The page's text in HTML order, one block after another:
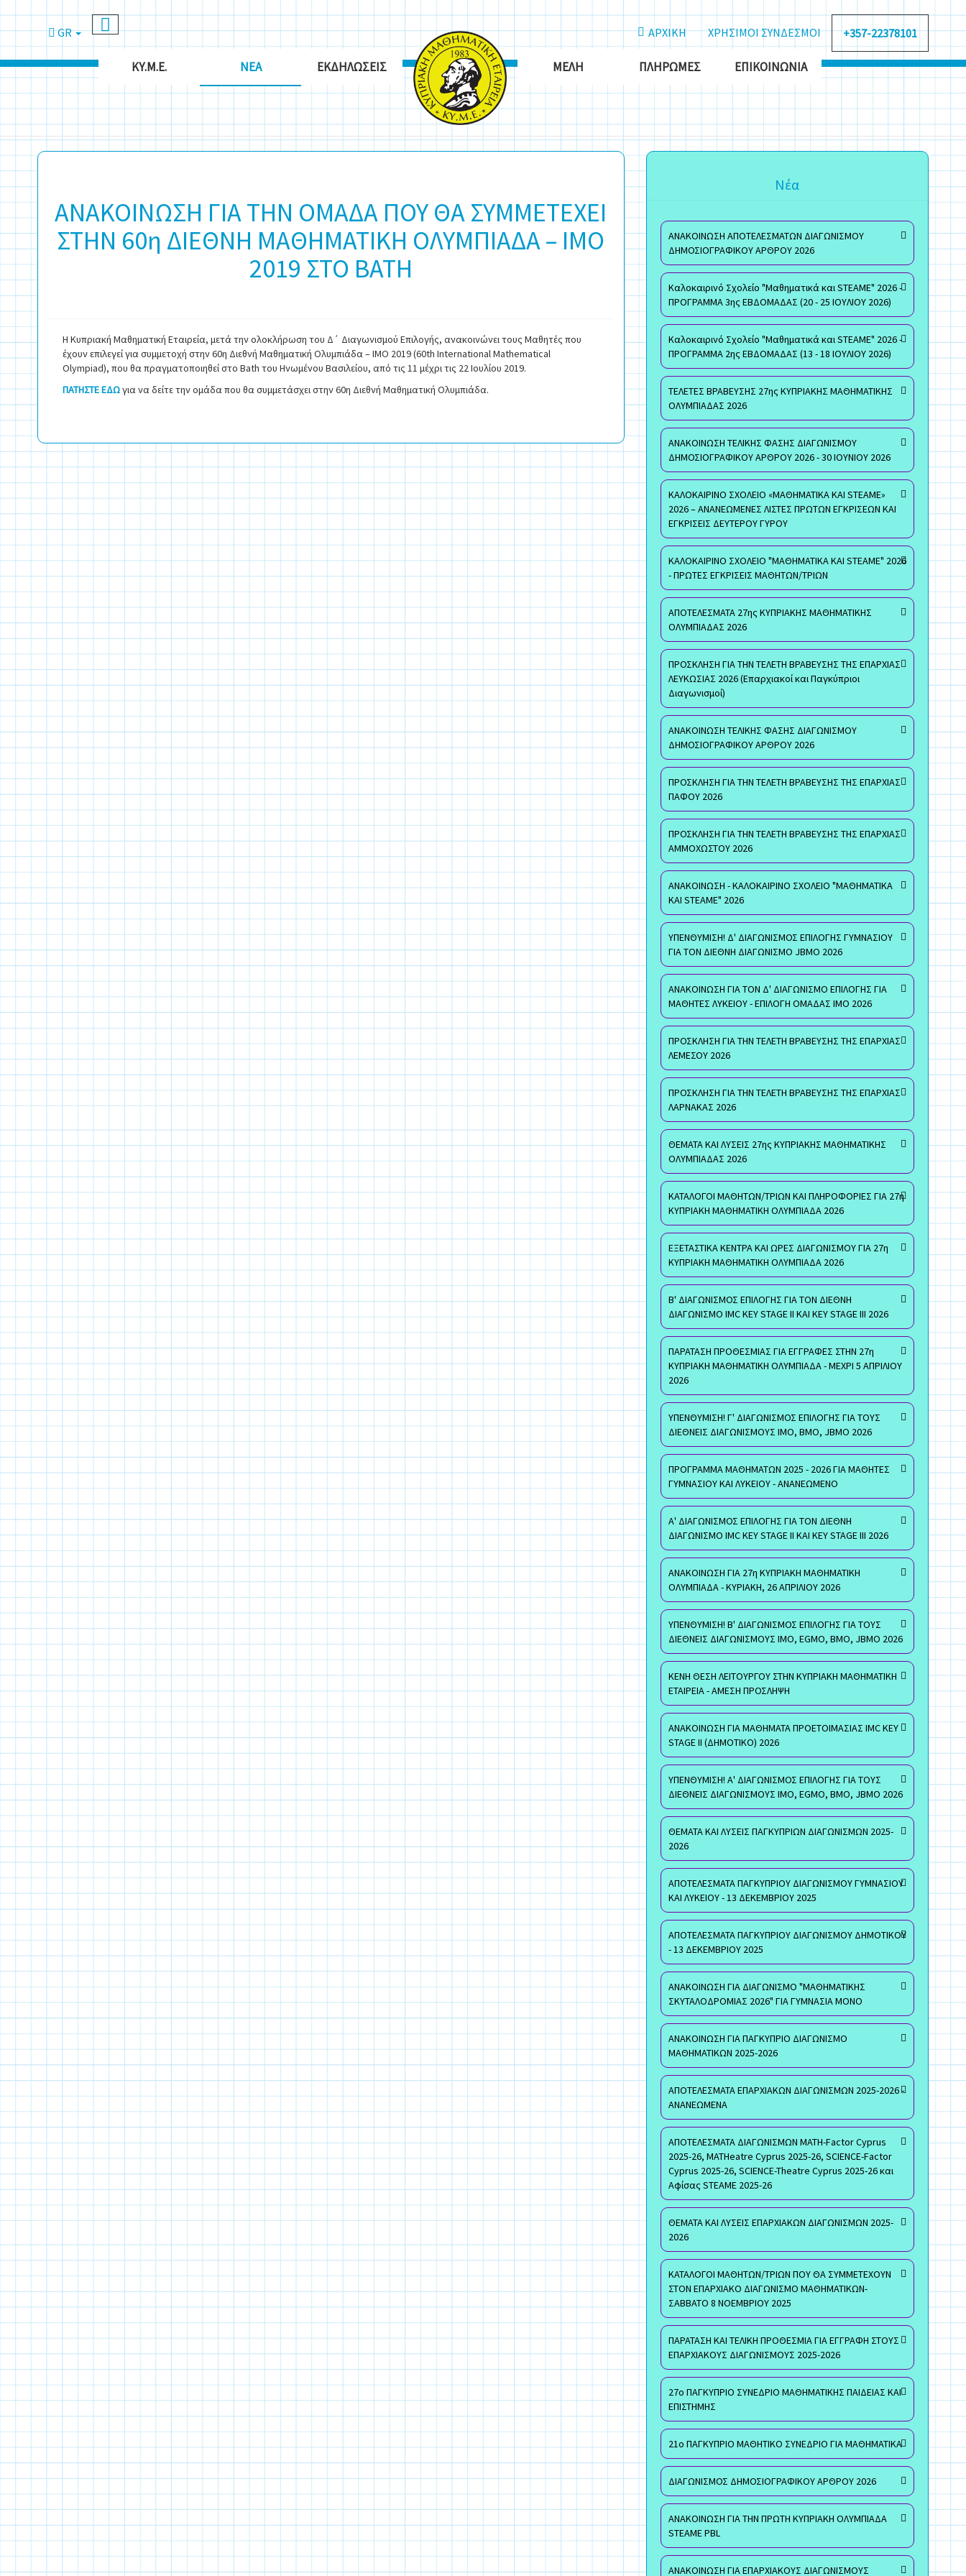
ΑΡΧΙΚΗ ΧΡΗΣΙΜΟΙ ΣΥΝΔΕΣΜΟΙ +357-22378101
GR
ΚΥ.Μ.Ε. ΝΈΑ ΕΚΔΗΛΏΣΕΙΣ ΜΈΛΗ ΠΛΗΡΩΜΈΣ ΕΠΙΚΟΙΝΩΝΊΑ
ΑΝΑΚΟΙΝΩΣΗ ΓΙΑ ΤΗΝ ΟΜΑΔΑ ΠΟΥ ΘΑ ΣΥΜΜΕΤΕΧΕΙ
ΣΤΗΝ 60η ΔΙΕΘΝΗ ΜΑΘΗΜΑΤΙΚΗ ΟΛΥΜΠΙΑΔΑ – IMO
2019 ΣΤΟ BATH
Η Κυπριακή Μαθηματική Εταιρεία, μετά την ολοκλήρωση του Δ΄ Διαγωνισμού Επιλογής, ανακοινώνει τους Μαθητές που
έχουν επιλεγεί για συμμετοχή στην 60η Διεθνή Μαθηματική Ολυμπιάδα – IMO 2019 (60th International Mathematical
Olympiad), που θα πραγματοποιηθεί στο Bath του Ηνωμένου Βασιλείου, από τις 11 μέχρι τις 22 Ιουλίου 2019.
ΠΑΤΗΣΤΕ ΕΔΩγια να δείτε την ομάδα που θα συμμετάσχει στην 60η Διεθνή Μαθηματική Ολυμπιάδα.
Νέα
ΑΝΑΚΟΙΝΩΣΗ ΑΠΟΤΕΛΕΣΜΑΤΩΝ ΔΙΑΓΩΝΙΣΜΟΥ
ΔΗΜΟΣΙΟΓΡΑΦΙΚΟΥ ΑΡΘΡΟΥ 2026
Καλοκαιρινό Σχολείο "Μαθηματικά και STEAME" 2026 -
ΠΡΟΓΡΑΜΜΑ 3ης ΕΒΔΟΜΑΔΑΣ (20 - 25 ΙΟΥΛΙΟΥ 2026)
Καλοκαιρινό Σχολείο "Μαθηματικά και STEAME" 2026 -
ΠΡΟΓΡΑΜΜΑ 2ης ΕΒΔΟΜΑΔΑΣ (13 - 18 ΙΟΥΛΙΟΥ 2026)
ΤΕΛΕΤΕΣ ΒΡΑΒΕΥΣΗΣ 27ης ΚΥΠΡΙΑΚΗΣ ΜΑΘΗΜΑΤΙΚΗΣ
ΟΛΥΜΠΙΑΔΑΣ 2026
ΑΝΑΚΟΙΝΩΣΗ ΤΕΛΙΚΗΣ ΦΑΣΗΣ ΔΙΑΓΩΝΙΣΜΟΥ
ΔΗΜΟΣΙΟΓΡΑΦΙΚΟΥ ΑΡΘΡΟΥ 2026 - 30 ΙΟΥΝΙΟΥ 2026
ΚΑΛΟΚΑΙΡΙΝΟ ΣΧΟΛΕΙΟ «ΜΑΘΗΜΑΤΙΚΑ ΚΑΙ STEAME»
2026 – ΑΝΑΝΕΩΜΕΝΕΣ ΛΙΣΤΕΣ ΠΡΩΤΩΝ ΕΓΚΡΙΣΕΩΝ ΚΑΙ
ΕΓΚΡΙΣΕΙΣ ΔΕΥΤΕΡΟΥ ΓΥΡΟΥ
ΚΑΛΟΚΑΙΡΙΝΟ ΣΧΟΛΕΙΟ "ΜΑΘΗΜΑΤΙΚΑ ΚΑΙ STEAME" 2026
- ΠΡΩΤΕΣ ΕΓΚΡΙΣΕΙΣ ΜΑΘΗΤΩΝ/ΤΡΙΩΝ
ΑΠΟΤΕΛΕΣΜΑΤΑ 27ης ΚΥΠΡΙΑΚΗΣ ΜΑΘΗΜΑΤΙΚΗΣ
ΟΛΥΜΠΙΑΔΑΣ 2026
ΠΡΟΣΚΛΗΣΗ ΓΙΑ ΤΗΝ ΤΕΛΕΤΗ ΒΡΑΒΕΥΣΗΣ ΤΗΣ ΕΠΑΡΧΙΑΣ
ΛΕΥΚΩΣΙΑΣ 2026 (Επαρχιακοί και Παγκύπριοι
Διαγωνισμοί)
ΑΝΑΚΟΙΝΩΣΗ ΤΕΛΙΚΗΣ ΦΑΣΗΣ ΔΙΑΓΩΝΙΣΜΟΥ
ΔΗΜΟΣΙΟΓΡΑΦΙΚΟΥ ΑΡΘΡΟΥ 2026
ΠΡΟΣΚΛΗΣΗ ΓΙΑ ΤΗΝ ΤΕΛΕΤΗ ΒΡΑΒΕΥΣΗΣ ΤΗΣ ΕΠΑΡΧΙΑΣ
ΠΑΦΟΥ 2026
ΠΡΟΣΚΛΗΣΗ ΓΙΑ ΤΗΝ ΤΕΛΕΤΗ ΒΡΑΒΕΥΣΗΣ ΤΗΣ ΕΠΑΡΧΙΑΣ
ΑΜΜΟΧΩΣΤΟΥ 2026
ΑΝΑΚΟΙΝΩΣΗ - ΚΑΛΟΚΑΙΡΙΝΟ ΣΧΟΛΕΙΟ "ΜΑΘΗΜΑΤΙΚΑ
ΚΑΙ STEAME" 2026
ΥΠΕΝΘΥΜΙΣΗ! Δ' ΔΙΑΓΩΝΙΣΜΟΣ ΕΠΙΛΟΓΗΣ ΓΥΜΝΑΣΙΟΥ
ΓΙΑ ΤΟΝ ΔΙΕΘΝΗ ΔΙΑΓΩΝΙΣΜΟ JBMO 2026
ΑΝΑΚΟΙΝΩΣΗ ΓΙΑ ΤΟΝ Δ' ΔΙΑΓΩΝΙΣΜΟ ΕΠΙΛΟΓΗΣ ΓΙΑ
ΜΑΘΗΤΕΣ ΛΥΚΕΙΟΥ - ΕΠΙΛΟΓΗ ΟΜΑΔΑΣ ΙΜΟ 2026
ΠΡΟΣΚΛΗΣΗ ΓΙΑ ΤΗΝ ΤΕΛΕΤΗ ΒΡΑΒΕΥΣΗΣ ΤΗΣ ΕΠΑΡΧΙΑΣ
ΛΕΜΕΣΟΥ 2026
ΠΡΟΣΚΛΗΣΗ ΓΙΑ ΤΗΝ ΤΕΛΕΤΗ ΒΡΑΒΕΥΣΗΣ ΤΗΣ ΕΠΑΡΧΙΑΣ
ΛΑΡΝΑΚΑΣ 2026
ΘΕΜΑΤΑ ΚΑΙ ΛΥΣΕΙΣ 27ης ΚΥΠΡΙΑΚΗΣ ΜΑΘΗΜΑΤΙΚΗΣ
ΟΛΥΜΠΙΑΔΑΣ 2026
ΚΑΤΑΛΟΓΟΙ ΜΑΘΗΤΩΝ/ΤΡΙΩΝ ΚΑΙ ΠΛΗΡΟΦΟΡΙΕΣ ΓΙΑ 27η
ΚΥΠΡΙΑΚΗ ΜΑΘΗΜΑΤΙΚΗ ΟΛΥΜΠΙΑΔΑ 2026
ΕΞΕΤΑΣΤΙΚΑ ΚΕΝΤΡΑ ΚΑΙ ΩΡΕΣ ΔΙΑΓΩΝΙΣΜΟΥ ΓΙΑ 27η
ΚΥΠΡΙΑΚΗ ΜΑΘΗΜΑΤΙΚΗ ΟΛΥΜΠΙΑΔΑ 2026
Β' ΔΙΑΓΩΝΙΣΜΟΣ ΕΠΙΛΟΓΗΣ ΓΙΑ ΤΟΝ ΔΙΕΘΝΗ
ΔΙΑΓΩΝΙΣΜΟ IMC KEY STAGE II ΚΑΙ KEY STAGE III 2026
ΠΑΡΑΤΑΣΗ ΠΡΟΘΕΣΜΙΑΣ ΓΙΑ ΕΓΓΡΑΦΕΣ ΣΤΗΝ 27η
ΚΥΠΡΙΑΚΗ ΜΑΘΗΜΑΤΙΚΗ ΟΛΥΜΠΙΑΔΑ - ΜΕΧΡΙ 5 ΑΠΡΙΛΙΟΥ
2026
ΥΠΕΝΘΥΜΙΣΗ! Γ' ΔΙΑΓΩΝΙΣΜΟΣ ΕΠΙΛΟΓΗΣ ΓΙΑ ΤΟΥΣ
ΔΙΕΘΝΕΙΣ ΔΙΑΓΩΝΙΣΜΟΥΣ ΙΜΟ, ΒΜΟ, JBMO 2026
ΠΡΟΓΡΑΜΜΑ ΜΑΘΗΜΑΤΩΝ 2025 - 2026 ΓΙΑ ΜΑΘΗΤΕΣ
ΓΥΜΝΑΣΙΟΥ ΚΑΙ ΛΥΚΕΙΟΥ - ΑΝΑΝΕΩΜΕΝΟ
Α' ΔΙΑΓΩΝΙΣΜΟΣ ΕΠΙΛΟΓΗΣ ΓΙΑ ΤΟΝ ΔΙΕΘΝΗ
ΔΙΑΓΩΝΙΣΜΟ IMC KEY STAGE II ΚΑΙ KEY STAGE III 2026
ΑΝΑΚΟΙΝΩΣΗ ΓΙΑ 27η ΚΥΠΡΙΑΚΗ ΜΑΘΗΜΑΤΙΚΗ
ΟΛΥΜΠΙΑΔΑ - ΚΥΡΙΑΚΗ, 26 ΑΠΡΙΛΙΟΥ 2026
ΥΠΕΝΘΥΜΙΣΗ! Β' ΔΙΑΓΩΝΙΣΜΟΣ ΕΠΙΛΟΓΗΣ ΓΙΑ ΤΟΥΣ
ΔΙΕΘΝΕΙΣ ΔΙΑΓΩΝΙΣΜΟΥΣ ΙΜΟ, EGMO, ΒΜΟ, JBMO 2026
ΚΕΝΗ ΘΕΣΗ ΛΕΙΤΟΥΡΓΟΥ ΣΤΗΝ ΚΥΠΡΙΑΚΗ ΜΑΘΗΜΑΤΙΚΗ
ΕΤΑΙΡΕΙΑ - ΑΜΕΣΗ ΠΡΟΣΛΗΨΗ
ΑΝΑΚΟΙΝΩΣΗ ΓΙΑ ΜΑΘΗΜΑΤΑ ΠΡΟΕΤΟΙΜΑΣΙΑΣ IMC KEY
STAGE II (ΔΗΜΟΤΙΚΟ) 2026
ΥΠΕΝΘΥΜΙΣΗ! Α' ΔΙΑΓΩΝΙΣΜΟΣ ΕΠΙΛΟΓΗΣ ΓΙΑ ΤΟΥΣ
ΔΙΕΘΝΕΙΣ ΔΙΑΓΩΝΙΣΜΟΥΣ ΙΜΟ, EGMO, ΒΜΟ, JBMO 2026
ΘΕΜΑΤΑ ΚΑΙ ΛΥΣΕΙΣ ΠΑΓΚΥΠΡΙΩΝ ΔΙΑΓΩΝΙΣΜΩΝ 2025-
2026
ΑΠΟΤΕΛΕΣΜΑΤΑ ΠΑΓΚΥΠΡΙΟΥ ΔΙΑΓΩΝΙΣΜΟΥ ΓΥΜΝΑΣΙΟΥ
ΚΑΙ ΛΥΚΕΙΟΥ - 13 ΔΕΚΕΜΒΡΙΟΥ 2025
ΑΠΟΤΕΛΕΣΜΑΤΑ ΠΑΓΚΥΠΡΙΟΥ ΔΙΑΓΩΝΙΣΜΟΥ ΔΗΜΟΤΙΚΟΥ
- 13 ΔΕΚΕΜΒΡΙΟΥ 2025
ΑΝΑΚΟΙΝΩΣΗ ΓΙΑ ΔΙΑΓΩΝΙΣΜΟ "ΜΑΘΗΜΑΤΙΚΗΣ
ΣΚΥΤΑΛΟΔΡΟΜΙΑΣ 2026" ΓΙΑ ΓΥΜΝΑΣΙΑ ΜΟΝΟ
ΑΝΑΚΟΙΝΩΣΗ ΓΙΑ ΠΑΓΚΥΠΡΙΟ ΔΙΑΓΩΝΙΣΜΟ
ΜΑΘΗΜΑΤΙΚΩΝ 2025-2026
ΑΠΟΤΕΛΕΣΜΑΤΑ ΕΠΑΡΧΙΑΚΩΝ ΔΙΑΓΩΝΙΣΜΩΝ 2025-2026 -
ΑΝΑΝΕΩΜΕΝΑ
ΑΠΟΤΕΛΕΣΜΑΤΑ ΔΙΑΓΩΝΙΣΜΩΝ MATH-Factor Cyprus
2025-26, MATHeatre Cyprus 2025-26, SCIENCE-Factor
Cyprus 2025-26, SCIENCE-Theatre Cyprus 2025-26 και
Αφίσας STEAME 2025-26
ΘΕΜΑΤΑ ΚΑΙ ΛΥΣΕΙΣ ΕΠΑΡΧΙΑΚΩΝ ΔΙΑΓΩΝΙΣΜΩΝ 2025-
2026
ΚΑΤΑΛΟΓΟΙ ΜΑΘΗΤΩΝ/ΤΡΙΩΝ ΠΟΥ ΘΑ ΣΥΜΜΕΤΕΧΟΥΝ
ΣΤΟΝ ΕΠΑΡΧΙΑΚΟ ΔΙΑΓΩΝΙΣΜΟ ΜΑΘΗΜΑΤΙΚΩΝ-
ΣΑΒΒΑΤΟ 8 ΝΟΕΜΒΡΙΟΥ 2025
ΠΑΡΑΤΑΣΗ ΚΑΙ ΤΕΛΙΚΗ ΠΡΟΘΕΣΜΙΑ ΓΙΑ ΕΓΓΡΑΦΗ ΣΤΟΥΣ
ΕΠΑΡΧΙΑΚΟΥΣ ΔΙΑΓΩΝΙΣΜΟΥΣ 2025-2026
27ο ΠΑΓΚΥΠΡΙΟ ΣΥΝΕΔΡΙΟ ΜΑΘΗΜΑΤΙΚΗΣ ΠΑΙΔΕΙΑΣ ΚΑΙ
ΕΠΙΣΤΗΜΗΣ
21ο ΠΑΓΚΥΠΡΙΟ ΜΑΘΗΤΙΚΟ ΣΥΝΕΔΡΙΟ ΓΙΑ ΜΑΘΗΜΑΤΙΚΑ
ΔΙΑΓΩΝΙΣΜΟΣ ΔΗΜΟΣΙΟΓΡΑΦΙΚΟΥ ΑΡΘΡΟΥ 2026
ΑΝΑΚΟΙΝΩΣΗ ΓΙΑ ΤΗΝ ΠΡΩΤΗ ΚΥΠΡΙΑΚΗ ΟΛΥΜΠΙΑΔΑ
STEAME PBL
ΑΝΑΚΟΙΝΩΣΗ ΓΙΑ ΕΠΑΡΧΙΑΚΟΥΣ ΔΙΑΓΩΝΙΣΜΟΥΣ